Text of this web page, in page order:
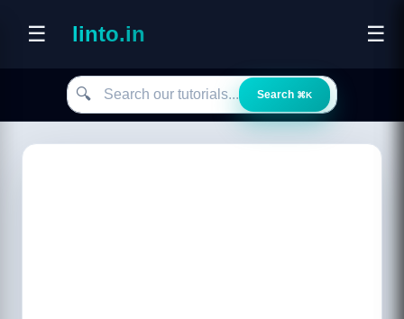
☰ linto.in ☰
Search our tutorials
🔍 Search ⌘K